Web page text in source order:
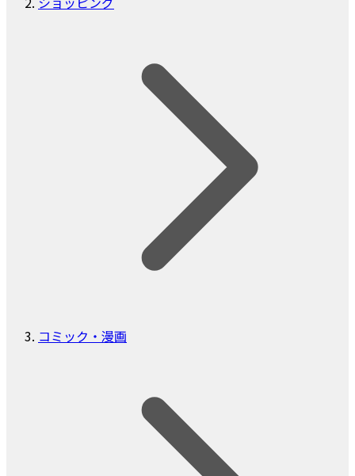
コミック・漫画